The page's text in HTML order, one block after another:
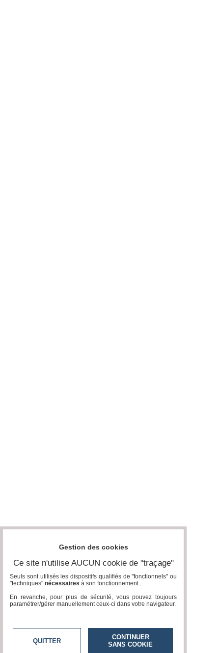
Gestion des cookies
Ce site n'utilise AUCUN cookie de "traçage"
Seuls sont utilisés les dispositifs qualifiés de "fonctionnels" ou
"techniques" nécessaires à son fonctionnement..
En revanche, pour plus de sécurité, vous pouvez toujours
paramétrer/gérer manuellement ceux-ci dans votre navigateur.
QUITTER
CONTINUER
SANS COOKIE